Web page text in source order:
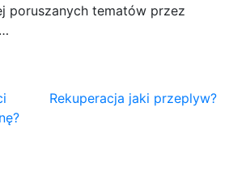
poruszanych tematów przez
Rekuperacja jaki przeplyw?